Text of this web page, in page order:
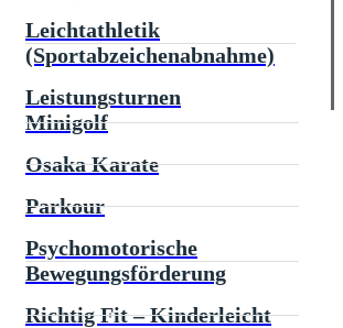
Leichtathletik
(Sportabzeichenabnahme)
Leistungsturnen
Minigolf
Osaka Karate
Parkour
Psychomotorische
Bewegungsförderung
Richtig Fit – Kinderleicht